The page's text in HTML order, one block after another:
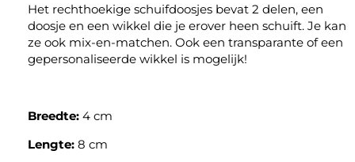
Het rechthoekige schuifdoosjes bevat 2 delen, een
doosje en een wikkel die je erover heen schuift. Je kan
ze ook mix-en-matchen. Ook een transparante of een
gepersonaliseerde wikkel is mogelijk!
Breedte: 4 cm
Lengte: 8 cm